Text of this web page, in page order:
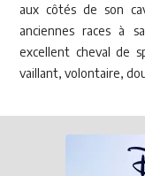
aux côtés de son
anciennes races à
excellent cheval de
vaillant, volontaire,